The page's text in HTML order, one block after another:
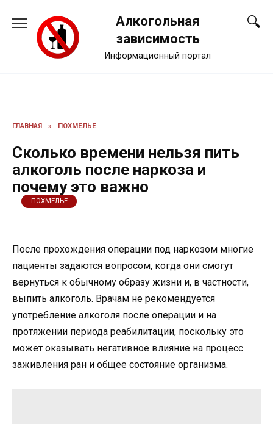
содержанию
Алкогольная
зависимость
Информационный портал
ГЛАВНАЯ » ПОХМЕЛЬЕ
Сколько времени нельзя пить
алкоголь после наркоза и
почему это важно
ПОХМЕЛЬЕ
После прохождения операции под наркозом многие
пациенты задаются вопросом, когда они смогут
вернуться к обычному образу жизни и, в частности,
выпить алкоголь. Врачам не рекомендуется
употребление алкоголя после операции и на
протяжении периода реабилитации, поскольку это
может оказывать негативное влияние на процесс
заживления ран и общее состояние организма.